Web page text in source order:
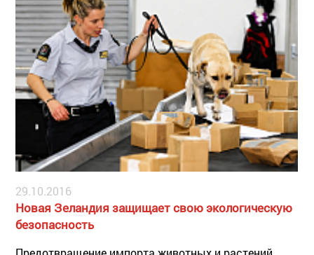
29.10.2016
Новая Зеландия защищает свою экологическую
безопасность